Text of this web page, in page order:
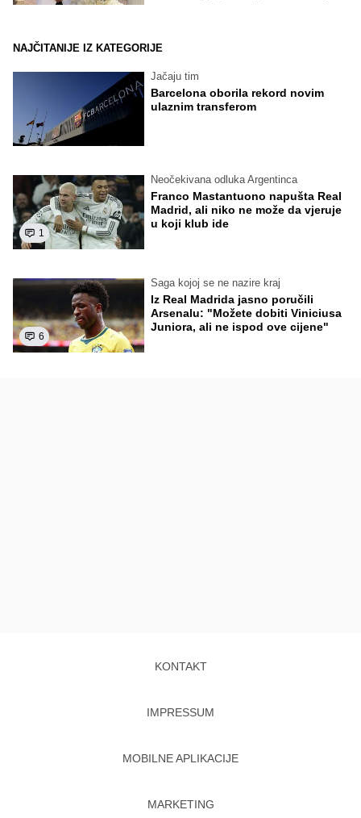
NAJČITANIJE IZ KATEGORIJE
Jačaju tim
Barcelona oborila rekord novim
ulaznim transferom
1
Neočekivana odluka Argentinca
Franco Mastantuono napušta Real
Madrid, ali niko ne može da vjeruje
u koji klub ide
6
Saga kojoj se ne nazire kraj
Iz Real Madrida jasno poručili
Arsenalu: "Možete dobiti Viniciusa
Juniora, ali ne ispod ove cijene"
KONTAKT
IMPRESSUM
MOBILNE APLIKACIJE
MARKETING